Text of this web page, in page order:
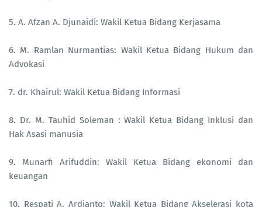
5. A. Afzan A. Djunaidi: Wakil Ketua Bidang Kerjasama
6. M. Ramlan Nurmantias: Wakil Ketua Bidang Hukum dan
Advokasi
7. dr. Khairul: Wakil Ketua Bidang Informasi
8. Dr. M. Tauhid Soleman : Wakil Ketua Bidang Inklusi dan
Hak Asasi manusia
9. Munarfi Arifuddin: Wakil Ketua Bidang ekonomi dan
keuangan
10. Respati A. Ardianto: Wakil Ketua Bidang Akselerasi kota